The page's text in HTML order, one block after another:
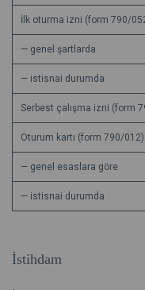
İlk oturma izni (form 790/
— genel şartlarda
— istisnai durumda
Serbest çalışma izni (form
Oturum kartı (form 790/012)
— genel esaslara göre
— istisnai durumda
İstihdam